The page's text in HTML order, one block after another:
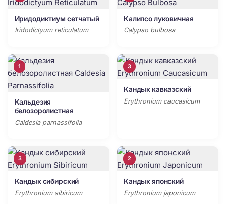
Иридодиктиум сетчатый
Iridodictyum reticulatum
Калипсо луковичная
Calypso bulbosa
1
Кальдезия
белозоролистная
Caldesia parnassifolia
3
Кандык кавказский
Erythronium caucasicum
3
Кандык сибирский
Erythronium sibiricum
2
Кандык японский
Erythronium japonicum